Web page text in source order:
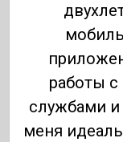
работы
службами
меня